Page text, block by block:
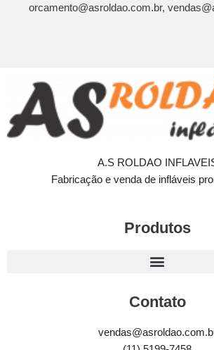
orcamento@asroldao.com.br,
A.S ROLDAO
Fabricação e venda de infláveis
Produtos
Contato